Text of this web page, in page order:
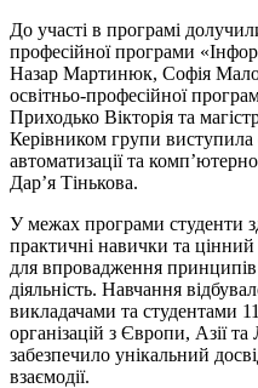
До участі в програмі
професійної програми
Назар Мартинюк, Софія
освітньо-професійної
Приходько Вікторія та
Керівником групи
автоматизації та
Дар’я Тінькова.
У межах програми студенти
практичні навички та цінний
для впровадження
діяльність. Навчання
викладачами та студентами
організацій з Європи, Азії
забезпечило унікальний
взаємодії.